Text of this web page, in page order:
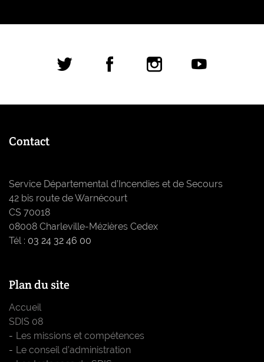
Réseaux sociaux
Contact
Service Départemental d’Incendies et de Secours
42 bis route de Warnécourt
CS 70018
08008 Charleville-Mézières Cedex
Tél : 03 24 32 46 00
Plan du site
Accueil
SDIS 08
Les missions et compétences
Le conseil d’administration